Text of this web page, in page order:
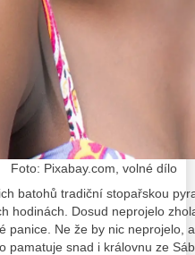
Foto: Pixabay.com, volné dílo
batohů tradiční stopařskou
hodinách. Dosud neprojelo
panice. Ne že by nic neprojelo,
pamatuje snad i královnu ze